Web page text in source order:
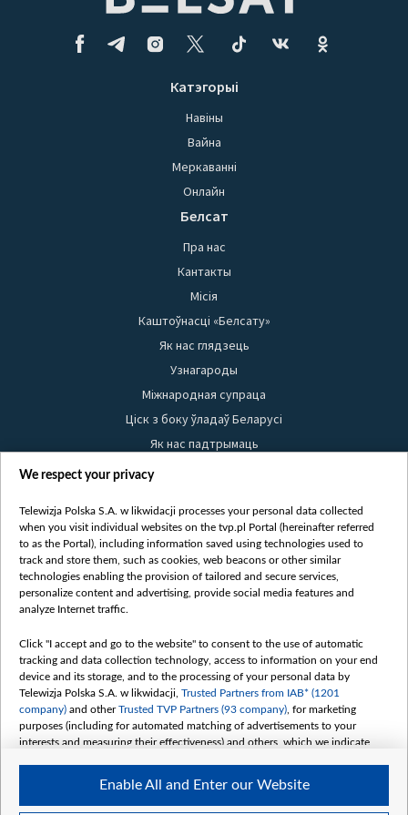
Катэгорыі
Навіны
Вайна
Меркаванні
Онлайн
Белсат
Пра нас
Кантакты
Місія
Каштоўнасці «Белсату»
Як нас глядзець
Узнагароды
Міжнародная супраца
Ціск з боку ўладаў Беларусі
Як нас падтрымаць
Правілы выкарыстання матэрыялаў
Бяспека
Youtube
Белсат news
Белсат Shorts
Жэстачайшы мульт
Belsat English
Biełsat PL
Белсат Now
Белсат History
Белсат Music
Белсат Doc
We respect your privacy
Telewizja Polska S.A. w likwidacji processes your personal data collected
when you visit individual websites on the tvp.pl Portal (hereinafter referred
to as the Portal), including information saved using technologies used to
track and store them, such as cookies, web beacons or other similar
technologies enabling the provision of tailored and secure services,
personalize content and advertising, provide social media features and
analyze Internet traffic.
Click "I accept and go to the website" to consent to the use of automatic
tracking and data collection technology, access to information on your end
device and its storage, and to the processing of your personal data by
Telewizja Polska S.A. w likwidacji, Trusted Partners from IAB* (1201
company) and otherTrusted TVP Partners (93 company) , for marketing
purposes (including for automated matching of advertisements to your
interests and measuring their effectiveness) and others, which we indicate
The purposes of processing your data by TVP S.A. w likwidacji are as
follows:
Enable All and Enter our Website